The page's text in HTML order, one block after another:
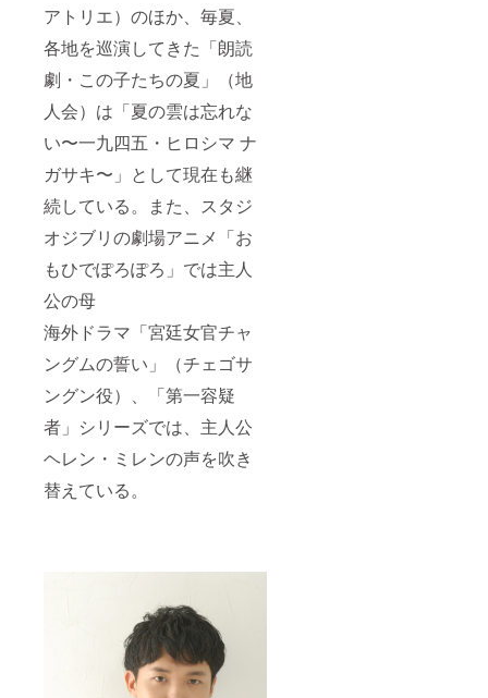
アトリエ）のほか、毎夏、
各地を巡演してきた「朗読
劇・この子たちの夏」（地
人会）は「夏の雲は忘れな
い〜一九四五・ヒロシマ ナ
ガサキ〜」として現在も継
続している。また、スタジ
オジブリの劇場アニメ「お
もひでぽろぽろ」では主人
公の母
海外ドラマ「宮廷女官チャ
ングムの誓い」（チェゴサ
ングン役）、「第一容疑
者」シリーズでは、主人公
ヘレン・ミレンの声を吹き
替えている。